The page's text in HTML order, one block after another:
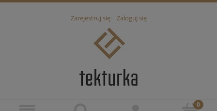
Zarejestruj się Zaloguj się